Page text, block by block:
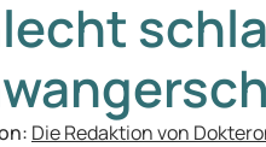
Die Redaktion von